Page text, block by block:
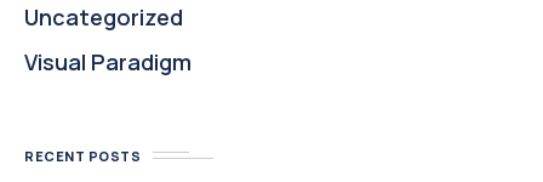
Uncategorized
Visual Paradigm
RECENT POSTS